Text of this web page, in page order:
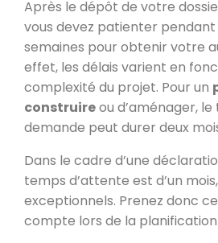
Après le dépôt de votre
vous devez patienter pendant
semaines pour obtenir votre
effet, les délais varient en
complexité du projet. Pour un
construireou d’aménager,
demande peut durer deux
Dans le cadre d’une
temps d’attente est d’un
exceptionnels. Prenez donc
compte lors de la